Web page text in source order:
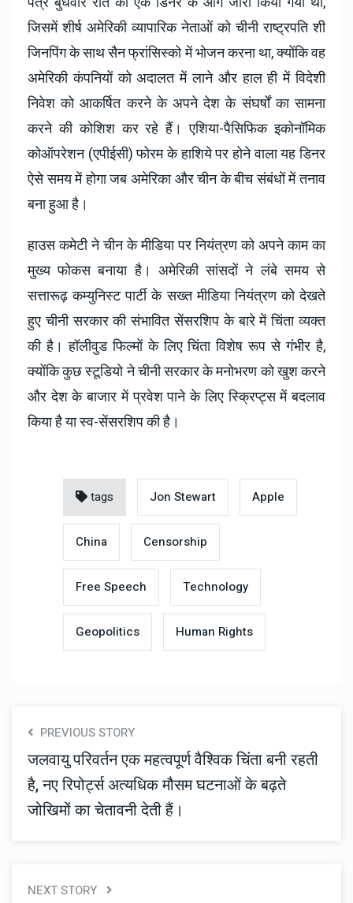
जिसमें शीर्ष अमेरिकी व्यापारिक नेताओं को चीनी राष्ट्रपति शी
जिनपिंग के साथ सैन फ्रांसिस्को में भोजन करना था, क्योंकि वह
अमेरिकी कंपनियों को अदालत में लाने और हाल ही में विदेशी
निवेश को आकर्षित करने के अपने देश के संघर्षों का सामना
करने की कोशिश कर रहे हैं। एशिया-पैसिफिक इकोनॉमिक
कोऑपरेशन (एपीईसी) फोरम के हाशिये पर होने वाला यह डिनर
ऐसे समय में होगा जब अमेरिका और चीन के बीच संबंधों में तनाव
बना हुआ है।
हाउस कमेटी ने चीन के मीडिया पर नियंत्रण को अपने काम का
मुख्य फोकस बनाया है। अमेरिकी सांसदों ने लंबे समय से
सत्तारूढ़ कम्युनिस्ट पार्टी के सख्त मीडिया नियंत्रण को देखते
हुए चीनी सरकार की संभावित सेंसरशिप के बारे में चिंता व्यक्त
की है। हॉलीवुड फिल्मों के लिए चिंता विशेष रूप से गंभीर है,
क्योंकि कुछ स्टूडियो ने चीनी सरकार के मनोभरण को खुश करने
और देश के बाजार में प्रवेश पाने के लिए स्क्रिप्ट्स में बदलाव
किया है या स्व-सेंसरशिप की है।
tags Jon Stewart Apple
China Censorship
Free Speech Technology
Geopolitics Human Rights
PREVIOUS STORY
जलवायु परिवर्तन एक महत्वपूर्ण वैश्विक चिंता बनी रहती
है, नए रिपोर्ट्स अत्यधिक मौसम घटनाओं के बढ़ते
जोखिमों का चेतावनी देती हैं।
NEXT STORY